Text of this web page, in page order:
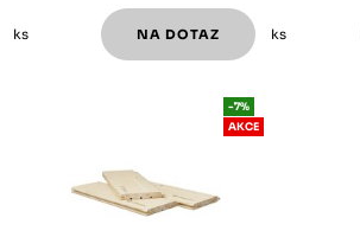
ks ks
-7%
AKCE